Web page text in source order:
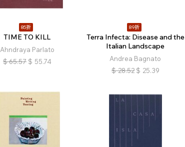
85折
TIME TO KILL
Ahndraya Parlato
$ 65.57 $ 55.74
89折
Terra Infecta: Disease and the
Italian Landscape
Andrea Bagnato
$ 28.52 $ 25.39